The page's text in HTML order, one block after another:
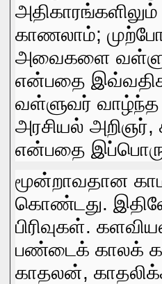
காணலாம்‌;
அவைகளை
என்பதை
வள்ளுவர்‌ வாழ்ந்த
அரசியல்‌ அறிஞர்‌,
என்பதை
மூன்றாவதான
கொண்டது.
பிரிவுகள்‌.
பண்டைக்‌ காலக்‌
காதலன்‌,